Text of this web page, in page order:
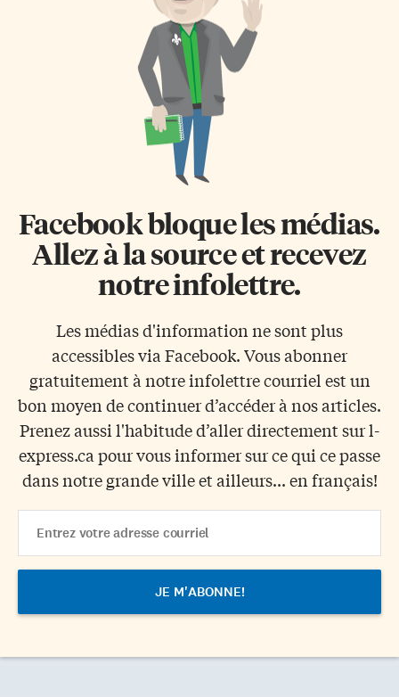
Facebook bloque les médias.
Allez à la source et recevez
notre infolettre.
Les médias d'information ne sont plus
accessibles via Facebook. Vous abonner
gratuitement à notre infolettre courriel est un
bon moyen de continuer d’accéder à nos articles.
Prenez aussi l'habitude d’aller directement sur l-
express.ca pour vous informer sur ce qui ce passe
dans notre grande ville et ailleurs... en français!
Address